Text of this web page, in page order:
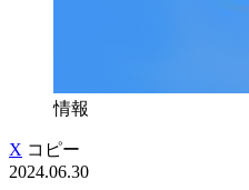
情報
X コピー
2024.06.30